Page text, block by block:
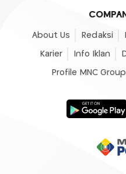
About Us Redaksi
Karier Info Iklan
Profile MNC Group